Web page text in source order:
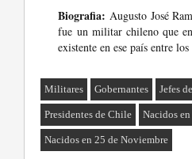
Biografia: Augusto José
fue un militar chileno que
existente en ese país entre
Militares Gobernantes Jefes
Presidentes de Chile Nacidos
Nacidos en 25 de Noviembre